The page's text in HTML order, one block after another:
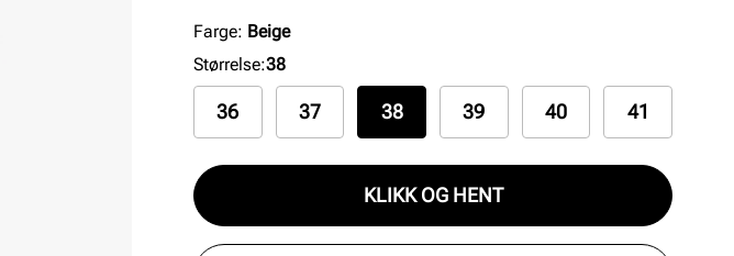
Farge: Beige
Størrelse:38
36 37 38 39 40 41
KLIKK OG HENT